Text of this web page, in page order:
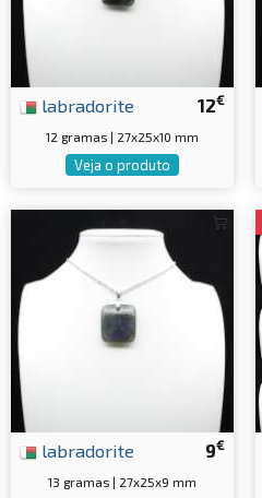
12€
labradorite
12 gramas | 27x25x10 mm
Veja o produto
9€
labradorite
13 gramas | 27x25x9 mm